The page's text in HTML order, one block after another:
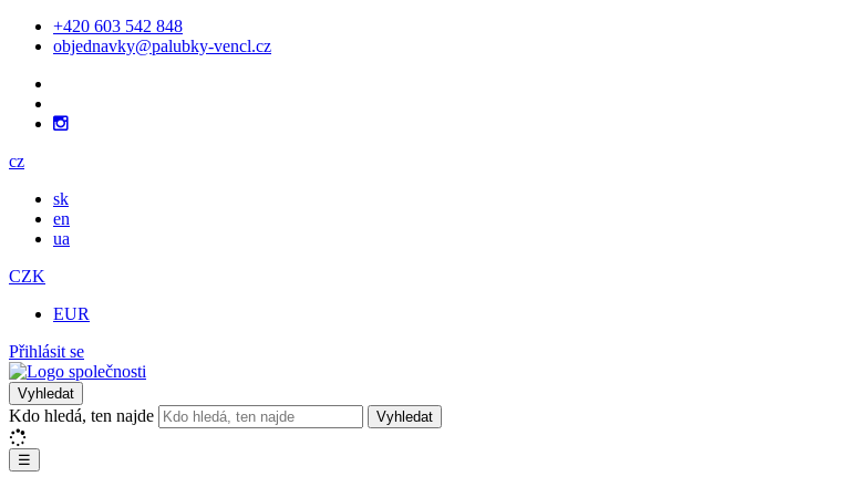
+420 603 542 848
objednavky@palubky-vencl.cz
cz
sk
en
ua
CZK
EUR
Přihlásit se
Vyhledat
Kdo hledá, ten najde Vyhledat
☰